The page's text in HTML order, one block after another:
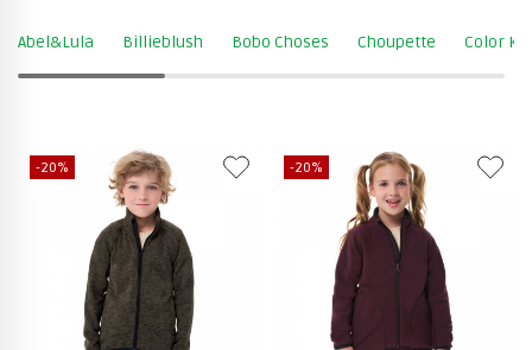
Abel&Lula Billieblush Bobo Choses Choupette Color
-20% -20%